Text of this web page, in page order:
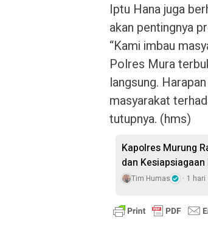
Iptu Hana juga
akan pentingnya
“Kami imbau
Polres Mura
langsung.
masyarakat
tutupnya. (hms)
Kapolres Murung
dan
Tim Humas 1 hari